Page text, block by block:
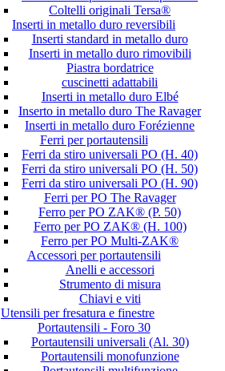
Coltelli originali Tersa®
Inserti in metallo duro reversibili
Inserti standard in metallo duro
Inserti in metallo duro rimovibili
Piastra bordatrice
cuscinetti adattabili
Inserti in metallo duro Elbé
Inserto in metallo duro The Ravager
Inserti in metallo duro Forézienne
Ferri per portautensili
Ferri da stiro universali PO (H. 40)
Ferri da stiro universali PO (H. 50)
Ferri da stiro universali PO (H. 90)
Ferri per PO The Ravager
Ferro per PO ZAK® (P. 50)
Ferro per PO ZAK® (H. 100)
Ferro per PO Multi-ZAK®
Accessori per portautensili
Anelli e accessori
Strumento di misura
Chiavi e viti
Utensili per fresatura e finestre
Portautensili - Foro 30
Portautensili universali (Al. 30)
Portautensili monofunzione